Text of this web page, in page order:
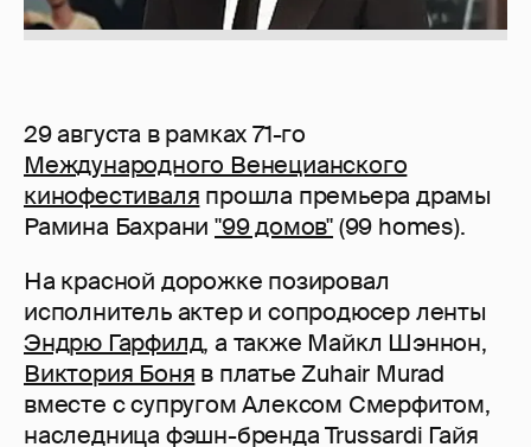
29 августа в рамках 71-го
Международного Венецианского
кинофестиваля прошла премьера драмы
Рамина Бахрани"99 домов"(99 homes).
На красной дорожке позировал
исполнитель актер и сопродюсер ленты
Эндрю Гарфилд, а также Майкл Шэннон,
Виктория Боня в платье Zuhair Murad
вместе с супругом Алексом Смерфитом,
наследница фэшн-бренда Trussardi Гайя